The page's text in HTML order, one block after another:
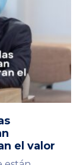
el valor